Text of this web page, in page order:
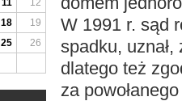
W 1991 r. sąd
spadku,
dlatego też
za
18
19
25
26